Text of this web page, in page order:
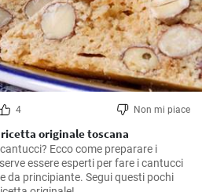
4 Non mi piace
originale toscana
Ecco come preparare i
essere esperti per fare i cantucci
da principiante. Segui questi pochi